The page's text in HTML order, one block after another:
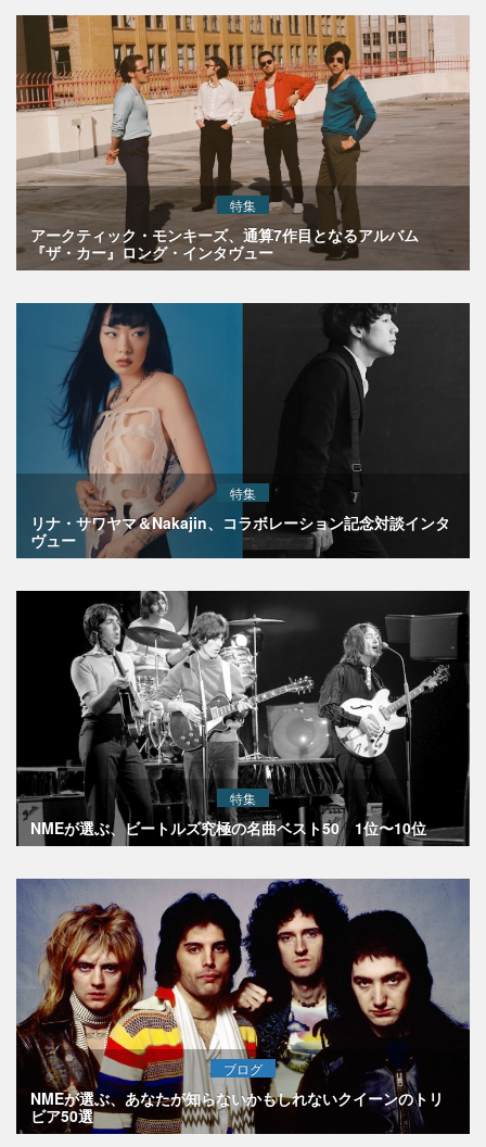
特集
アークティック・モンキーズ、通算7作目となるアルバム
『ザ・カー』ロング・インタヴュー
特集
リナ・サワヤマ＆Nakajin、コラボレーション記念対談インタ
ヴュー
特集
NMEが選ぶ、ビートルズ究極の名曲ベスト50 1位〜10位
ブログ
NMEが選ぶ、あなたが知らないかもしれないクイーンのトリ
ビア50選